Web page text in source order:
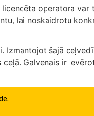
licencēta operatora var
lai noskaidrotu
Izmantojot šajā ceļvedī
Galvenais ir ievērot
.